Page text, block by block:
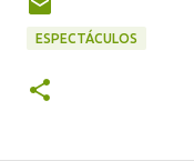
ESPECTÁCULOS